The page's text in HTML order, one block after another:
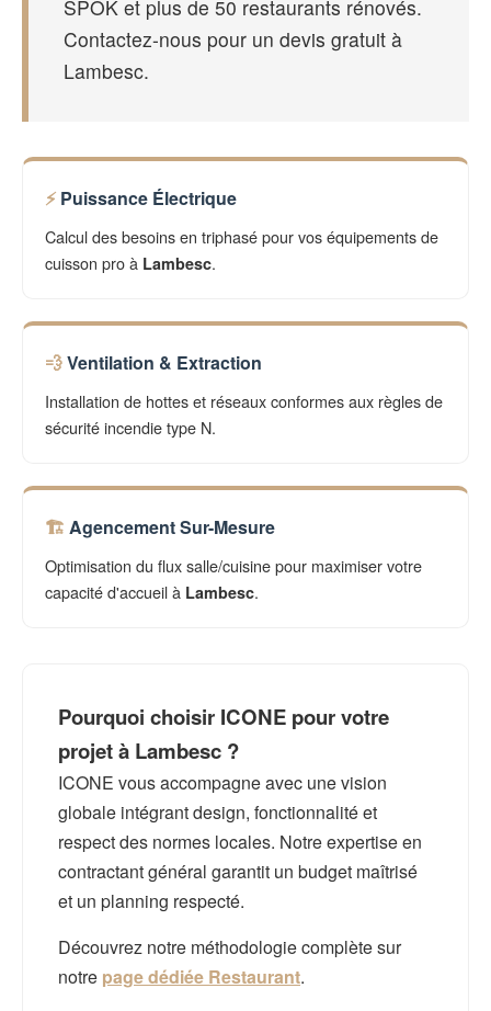
SPOK et plus de 50 restaurants rénovés.
Contactez-nous pour un devis gratuit à
Lambesc.
Puissance Électrique
Calcul des besoins en triphasé pour vos équipements de
cuisson pro à Lambesc.
Ventilation & Extraction
Installation de hottes et réseaux conformes aux règles de
sécurité incendie type N.
Agencement Sur-Mesure
Optimisation du flux salle/cuisine pour maximiser votre
capacité d'accueil à Lambesc.
Pourquoi choisir ICONE pour votre
projet à Lambesc ?
ICONE vous accompagne avec une vision
globale intégrant design, fonctionnalité et
respect des normes locales. Notre expertise en
contractant général garantit un budget maîtrisé
et un planning respecté.
Découvrez notre méthodologie complète sur
notre page dédiée Restaurant.